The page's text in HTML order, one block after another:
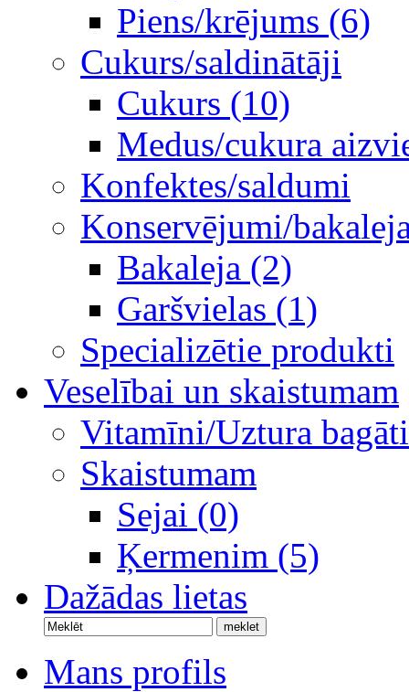
Piens/krējums (6)
Cukurs/saldinātāji
Cukurs (10)
Medus/cukura
Konfektes/saldumi
Konservējumi/
Bakaleja (2)
Garšvielas (1)
Specializētie produkti
Veselībai un skaistumam
Vitamīni/Uztura
Skaistumam
Sejai (0)
Ķermenim (5)
Dažādas lietas
Mans profils